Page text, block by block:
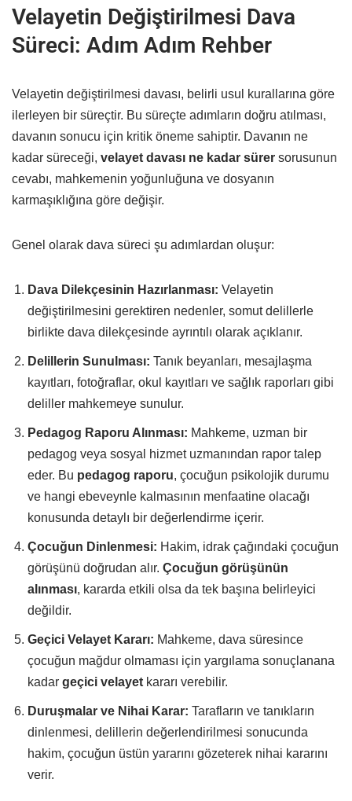
Velayetin Değiştirilmesi Dava
Süreci: Adım Adım Rehber
Velayetin değiştirilmesi davası, belirli usul kurallarına göre
ilerleyen bir süreçtir. Bu süreçte adımların doğru atılması,
davanın sonucu için kritik öneme sahiptir. Davanın ne
kadar süreceği, velayet davası ne kadar sürer sorusunun
cevabı, mahkemenin yoğunluğuna ve dosyanın
karmaşıklığına göre değişir.
Genel olarak dava süreci şu adımlardan oluşur:
Dava Dilekçesinin Hazırlanması: Velayetin
değiştirilmesini gerektiren nedenler, somut delillerle
birlikte dava dilekçesinde ayrıntılı olarak açıklanır.
Delillerin Sunulması: Tanık beyanları, mesajlaşma
kayıtları, fotoğraflar, okul kayıtları ve sağlık raporları gibi
deliller mahkemeye sunulur.
Pedagog Raporu Alınması: Mahkeme, uzman bir
pedagog veya sosyal hizmet uzmanından rapor talep
eder. Bu pedagog raporu, çocuğun psikolojik durumu
ve hangi ebeveynle kalmasının menfaatine olacağı
konusunda detaylı bir değerlendirme içerir.
Çocuğun Dinlenmesi: Hakim, idrak çağındaki çocuğun
görüşünü doğrudan alır. Çocuğun görüşünün
alınması, kararda etkili olsa da tek başına belirleyici
değildir.
Geçici Velayet Kararı: Mahkeme, dava süresince
çocuğun mağdur olmaması için yargılama sonuçlanana
kadar geçici velayet kararı verebilir.
Duruşmalar ve Nihai Karar: Tarafların ve tanıkların
dinlenmesi, delillerin değerlendirilmesi sonucunda
hakim, çocuğun üstün yararını gözeterek nihai kararını
verir.